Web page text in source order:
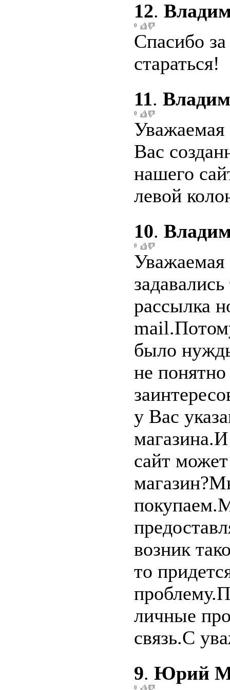
12.
0
Спасибо
стараться!
11.
0
Вас
нашего
левой
10.
0
рассылка
было
не
у Вас
сайт
возник
то
личные
связь.С
9. Юрий
0